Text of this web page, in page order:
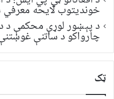
خونديتوب لایحه
د پېښور لوړې محکمې د
چارواکو د ساتنې
ټک